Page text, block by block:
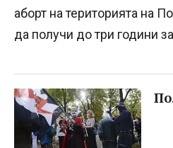
аборт на територията на
да получи до три години